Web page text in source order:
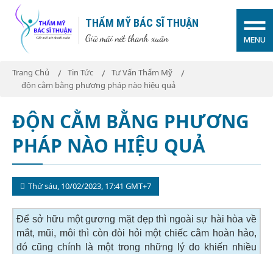
THẨM MỸ BÁC SĨ THUẬN
Giữ mãi nét thanh xuân MENU
Trang Chủ Tin Tức
Tư Vấn Thẩm Mỹ
độn cằm bằng phương pháp nào hiệu quả
ĐỘN CẰM BẰNG PHƯƠNG
PHÁP NÀO HIỆU QUẢ
Thứ sáu, 10/02/2023, 17:41 GMT+7
Để sở hữu một gương mặt đẹp thì ngoài sự hài hòa về
mắt, mũi, môi thì còn đòi hỏi một chiếc cằm hoàn hảo,
đó cũng chính là một trong những lý do khiến nhiều